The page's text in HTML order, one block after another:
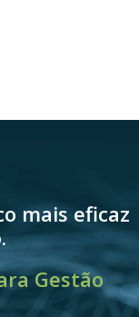
mais eficaz
Gestão